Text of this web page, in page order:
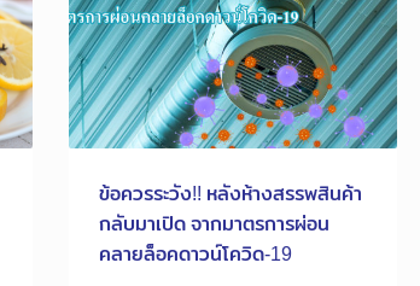
ข้อควรระวัง!! หลังห้างสรรพสินค้า
กลับมาเปิด จากมาตรการผ่อน
คลายล็อคดาวน์โควิด-19